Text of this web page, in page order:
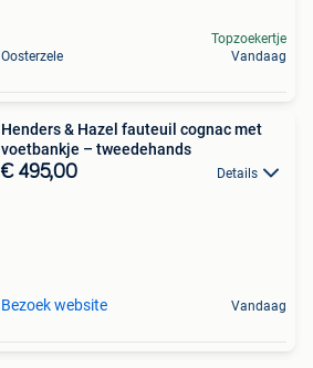
Oosterzele
Topzoekertje
Vandaag
Henders & Hazel fauteuil cognac met
voetbankje – tweedehands
€ 495,00 Details
Bezoek website Vandaag